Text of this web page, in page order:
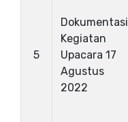
5
Dokumentasi
Kegiatan
Upacara 17
Agustus
2022